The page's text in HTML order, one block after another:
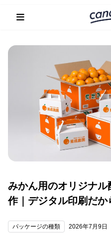
みかん用のオリジナ
作｜デジタル印刷だか
パッケージの種類 2026年7月9日